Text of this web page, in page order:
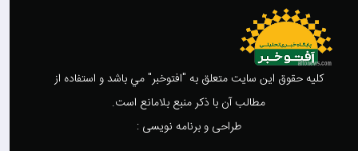
کليه حقوق اين سايت متعلق به "افتوخبر" مي باشد و استفاده از
مطالب آن با ذکر منبع بلامانع است.
طراحی و برنامه نویسی :